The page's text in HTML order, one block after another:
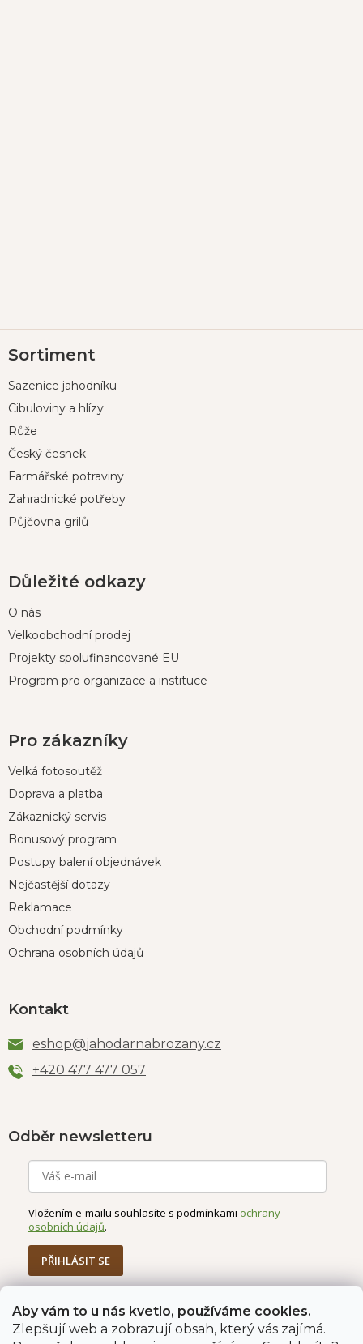
Aby vám to u nás kvetlo, používáme cookies.
Zlepšují web a zobrazují obsah, který vás zajímá.
á
a
Sortiment
Sazenice jahodníku
Cibuloviny a hlízy
Růže
Český česnek
Farmářské potraviny
Zahradnické potřeby
Půjčovna grilů
Důležité odkazy
O nás
Velkoobchodní prodej
Projekty spolufinancované EU
Program pro organizace a instituce
Pro zákazníky
Velká fotosoutěž
Doprava a platba
Zákaznický servis
Bonusový program
Postupy balení objednávek
Nejčastější dotazy
Reklamace
Obchodní podmínky
Ochrana osobních údajů
Kontakt
eshop@jahodarnabrozany.cz
+420 477 477 057
Odběr newsletteru
Vložením e-mailu souhlasíte s podmínkami ochrany
osobních údajů.
PŘIHLÁSIT SE
Jahodárna Brozany Obchodní podmínky